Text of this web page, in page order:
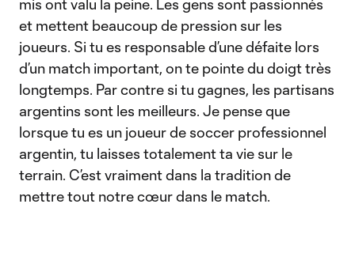
mis ont valu la peine. Les gens sont passionnés
et mettent beaucoup de pression sur les
joueurs. Si tu es responsable d’une défaite lors
d’un match important, on te pointe du doigt très
longtemps. Par contre si tu gagnes, les partisans
argentins sont les meilleurs. Je pense que
lorsque tu es un joueur de soccer professionnel
argentin, tu laisses totalement ta vie sur le
terrain. C’est vraiment dans la tradition de
mettre tout notre cœur dans le match.